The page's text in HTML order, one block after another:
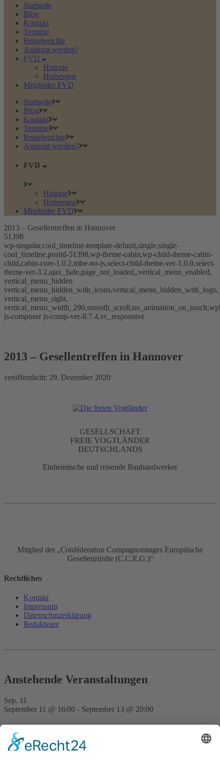
Startseite
Blog
Kontakt
Termine
Reiseberichte
Aspirant werden?
FVD
Historie
Herbergen
Mitglieder FVD
Startseite
Blog
Kontakt
Termine
Reiseberichte
Aspirant werden?
FVD
Historie
Herbergen
Mitglieder FVD
2013 – Gesellentreffen in Hannover
51398
wp-singular,cool_timeline-template-default,single,single-
cool_timeline,postid-51398,wp-theme-cabin,wp-child-theme-cabin-
child,cabin-core-1.0.2,tribe-no-js,select-child-theme-ver-1.0.0,select-
theme-ver-3.2,ajax_fade,page_not_loaded,,vertical_menu_enabled,
vertical_menu_hidden
vertical_menu_hidden_with_icons,vertical_menu_hidden_with_logo,
vertical_menu_right,
js-composer js-comp-ver-8.7.4,vc_responsive
Hannover
2013 – Gesellentreffen in Hannover
veröffentlicht: 29. Dezember 2020
GESELLSCHAFT
FREIE VOGTLÄNDER
DEUTSCHLANDS
Einheimische und reisende Bauhandwerker
Mitglied der „Conféderation Compagnonnages Europäische
Gesellenzünfte (C.C.E.G.)“
Rechtliches
Kontakt
Impressum
Datenschutz­erklärung
Redakteure
Anstehende Veranstaltungen
Sep. 11
September 11 @ 16:00 - September 13 @ 20:00
FVD Kongress auf der Bude Gera
Nov. 28